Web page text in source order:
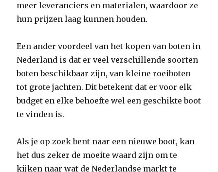
meer leveranciers en materialen, waardoor ze
hun prijzen laag kunnen houden.
Een ander voordeel van het kopen van boten in
Nederland is dat er veel verschillende soorten
boten beschikbaar zijn, van kleine roeiboten
tot grote jachten. Dit betekent dat er voor elk
budget en elke behoefte wel een geschikte boot
te vinden is.
Als je op zoek bent naar een nieuwe boot, kan
het dus zeker de moeite waard zijn om te
kijken naar wat de Nederlandse markt te